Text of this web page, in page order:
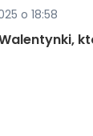
o 18:58